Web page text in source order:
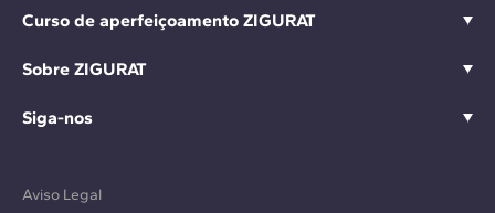
Curso de aperfeiçoamento ZIGURAT
Sobre ZIGURAT
Siga-nos
Aviso Legal